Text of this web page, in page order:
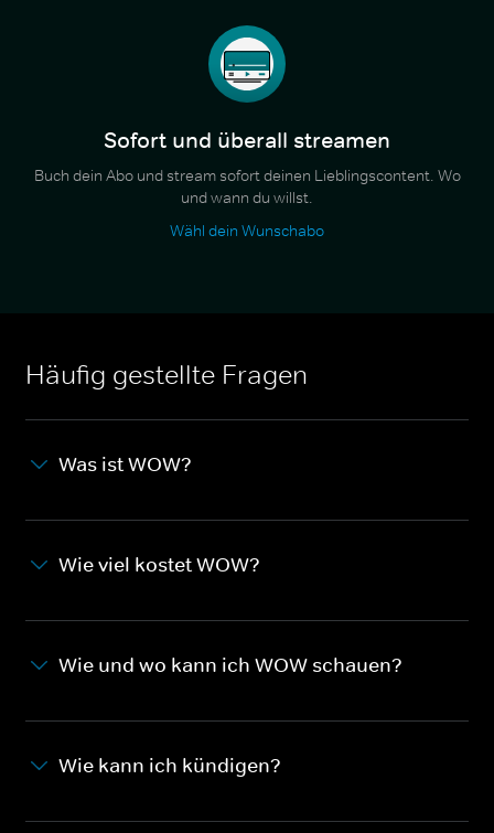
Sofort und überall streamen
Buch dein Abo und stream sofort deinen Lieblingscontent. Wo
und wann du willst.
Wähl dein Wunschabo
Häufig gestellte Fragen
Was ist WOW?
Wie viel kostet WOW?
Wie und wo kann ich WOW schauen?
Wie kann ich kündigen?